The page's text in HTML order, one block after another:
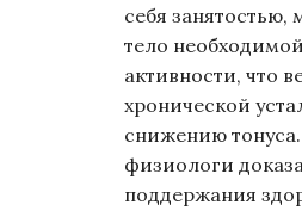
себя
тело необходимой
активности, что
хронической
снижению
физиологи
поддержания